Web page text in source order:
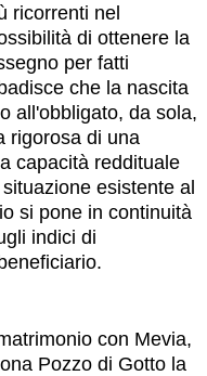
ricorrenti nel
di ottenere la
per fatti
che la nascita
all'obbligato, da sola,
rigorosa di una
capacità reddituale
esistente al
si pone in continuità
indici di
con Mevia,
Pozzo di Gotto la